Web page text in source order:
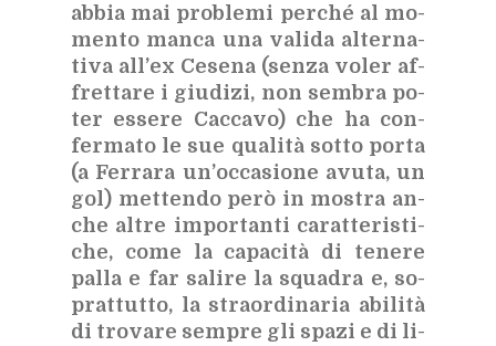
ab­bia mai pro­ble­mi per­ché al mo­
men­to man­ca una va­li­da al­ter­na­
ti­va al­l’ex Ce­se­na (sen­za vo­ler af­
fret­ta­re i giu­di­zi, non sem­bra po­
ter es­se­re Cac­ca­vo) che ha con­
fer­ma­to le sue qua­li­tà sot­to por­ta
(a Fer­ra­ra un’oc­ca­sio­ne avu­ta, un
gol) met­ten­do però in mo­stra an­
che al­tre im­por­tan­ti ca­rat­te­ri­sti­
che, come la ca­pa­ci­tà di te­ne­re
pal­la e far sa­li­re la squa­dra e, so­
prat­tut­to, la straor­di­na­ria abi­li­tà
di tro­va­re sem­pre gli spa­zi e di li­